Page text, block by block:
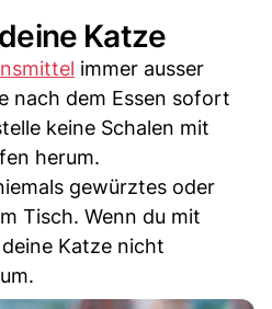
Katze
immer ausser
nach dem Essen sofort
keine Schalen mit
herum.
gewürztes oder
Tisch. Wenn du mit
Katze nicht